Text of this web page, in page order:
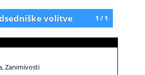
1 / 1
volitve
Zanimivosti